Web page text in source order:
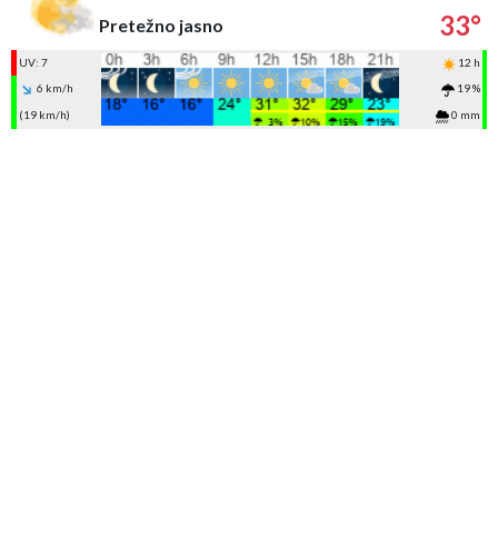
Pretežno jasno
33°
UV: 7
12 h
6 km/h
19 %
(19 km/h)
0 mm